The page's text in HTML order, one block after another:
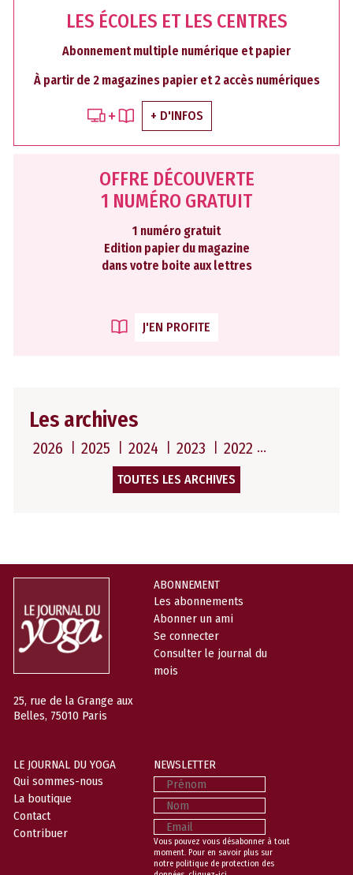
LES ÉCOLES ET LES CENTRES
Abonnement multiple numérique et papier
À partir de 2 magazines papier et 2 accès numériques
+ D'INFOS
OFFRE DÉCOUVERTE
1 NUMÉRO GRATUIT
1 numéro gratuit
Edition papier du magazine
dans votre boite aux lettres
J'EN PROFITE
Les archives
2026 2025 2024 2023 2022
TOUTES LES ARCHIVES
25, rue de la Grange aux
Belles, 75010 Paris
ABONNEMENT
Les abonnements
Abonner un ami
Se connecter
Consulter le journal du
mois
LE JOURNAL DU YOGA
Qui sommes-nous
La boutique
Contact
Contribuer
NEWSLETTER
Prénom
Nom
Email
Vous pouvez vous désabonner à tout
moment. Pour en savoir plus sur
notre politique de protection des